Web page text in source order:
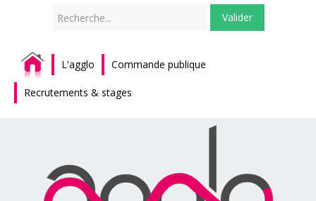
Valider
L'agglo Commande publique
Recrutements & stages